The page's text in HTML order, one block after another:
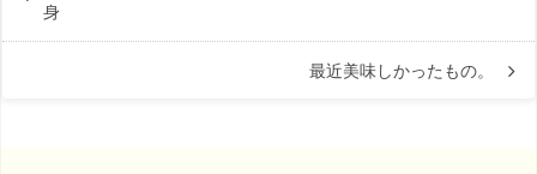
身
最近美味しかったもの。